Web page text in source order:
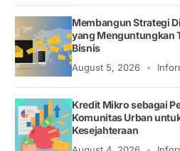
Membangun Strategi
yang Menguntungkan
Bisnis
August 5, 2026
Kredit Mikro sebagai
Komunitas Urban
Kesejahteraan